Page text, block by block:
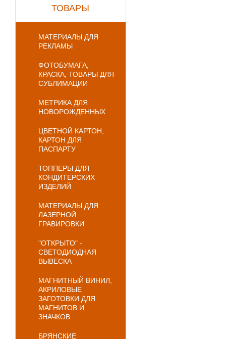
ТОВАРЫ
МАТЕРИАЛЫ ДЛЯ
РЕКЛАМЫ
ФОТОБУМАГА,
КРАСКА, ТОВАРЫ ДЛЯ
СУБЛИМАЦИИ
МЕТРИКА ДЛЯ
НОВОРОЖДЕННЫХ
ЦВЕТНОЙ КАРТОН,
КАРТОН ДЛЯ
ПАСПАРТУ
ТОППЕРЫ ДЛЯ
КОНДИТЕРСКИХ
ИЗДЕЛИЙ
МАТЕРИАЛЫ ДЛЯ
ЛАЗЕРНОЙ
ГРАВИРОВКИ
"ОТКРЫТО" -
СВЕТОДИОДНАЯ
ВЫВЕСКА
МАГНИТНЫЙ ВИНИЛ,
АКРИЛОВЫЕ
ЗАГОТОВКИ ДЛЯ
МАГНИТОВ И
ЗНАЧКОВ
БРЯНСКИЕ